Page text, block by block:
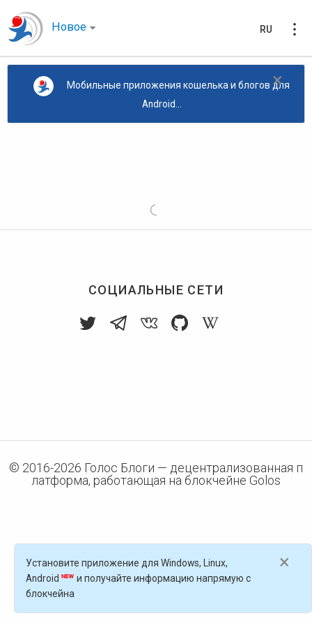
Новое RU
×
Мобильные приложения кошелька и блогов для
Android...
СОЦИАЛЬНЫЕ СЕТИ
© 2016-2026 Голос Блоги — децентрализованная п
латформа, работающая на блокчейне Golos
×
Установите приложение для Windows, Linux,
Android
и получайте информацию напрямую с
блокчейна